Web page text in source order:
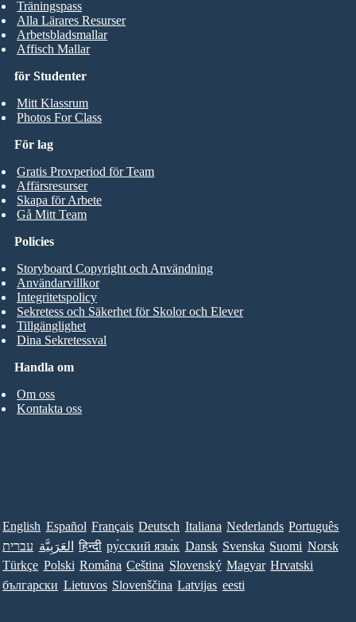
för Studenter
Mitt Klassrum
Photos For Class
Träningspass
Alla Lärares Resurser
Arbetsbladsmallar
Affisch Mallar
För lag
Gratis Provperiod för Team
Affärsresurser
Skapa för Arbete
Gå Mitt Team
Handla om
Om oss
Kontakta oss
Policies
Storyboard Copyright och Användning
Användarvillkor
Integritetspolicy
Sekretess och Säkerhet för Skolor och Elever
Tillgänglighet
Dina Sekretessval
English Español Français Deutsch Italiana Nederlands Português
עברית العَرَبِيَّة हिन्दी ру́сский язы́к Dansk Svenska Suomi Norsk
Türkçe Polski Româna Ceština Slovenský Magyar Hrvatski
български Lietuvos Slovenščina Latvijas eesti